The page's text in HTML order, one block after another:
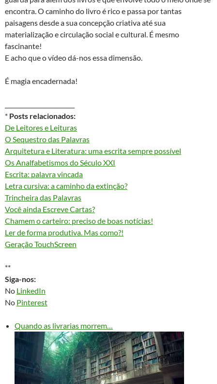
encontra. O caminho do livro é rico e passa por tantas
paisagens desde a sua concepção criativa até sua
materialização e circulação social e cultural. É mesmo
fascinante!
E acho que o vídeo dá-nos essa dimensão.
É magia encadernada!
* Posts relacionados:
De Leitores e Leituras
O Sequestro das Palavras
Arquitetura e Literatura: uma escrita sempre possível
Os Analfabetismos do Século XXI
Escrita: palavra vincada
Letra cursiva: a caminho da extinção?
Trincheira das Palavras
Você ainda Escreve Cartas?
Chamem o carteiro: preciso de boas notícias!
Ler de forma produtiva. Mas como?!
Geração TouchScreen
**
Siga-nos:
No LinkedIn
No Pinterest
Quando as livrarias morrem…